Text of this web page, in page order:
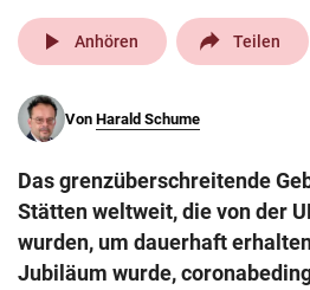
pin_drop
Wien
search
eingeben
play_arrow Anhören Teilen
Von Harald Schume
Das grenzüberschreitende
Stätten weltweit, die von der
wurden, um dauerhaft
Jubiläum wurde,